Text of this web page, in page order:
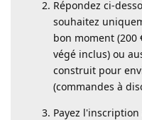
Répondez ci-
souhaitez
bon moment (200
végé inclus) ou
construit pour
(commandes à
Payez